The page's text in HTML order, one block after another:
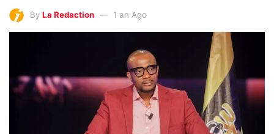
By La Redaction 1 an Ago